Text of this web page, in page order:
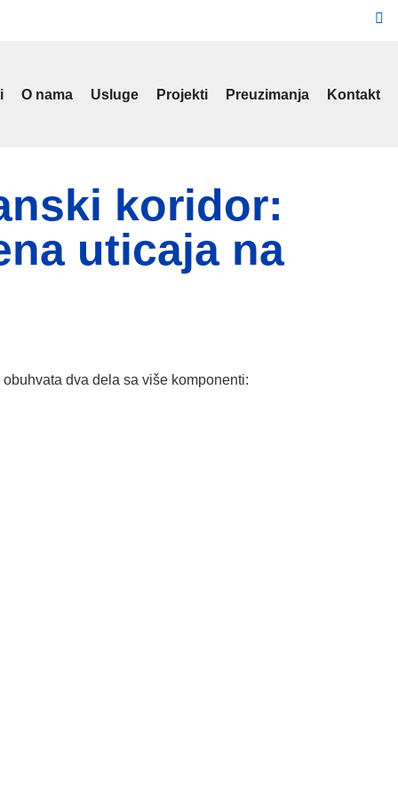
O nama Usluge Projekti Preuzimanja Kontakt
koridor:
uticaja na
dva dela sa više komponenti: